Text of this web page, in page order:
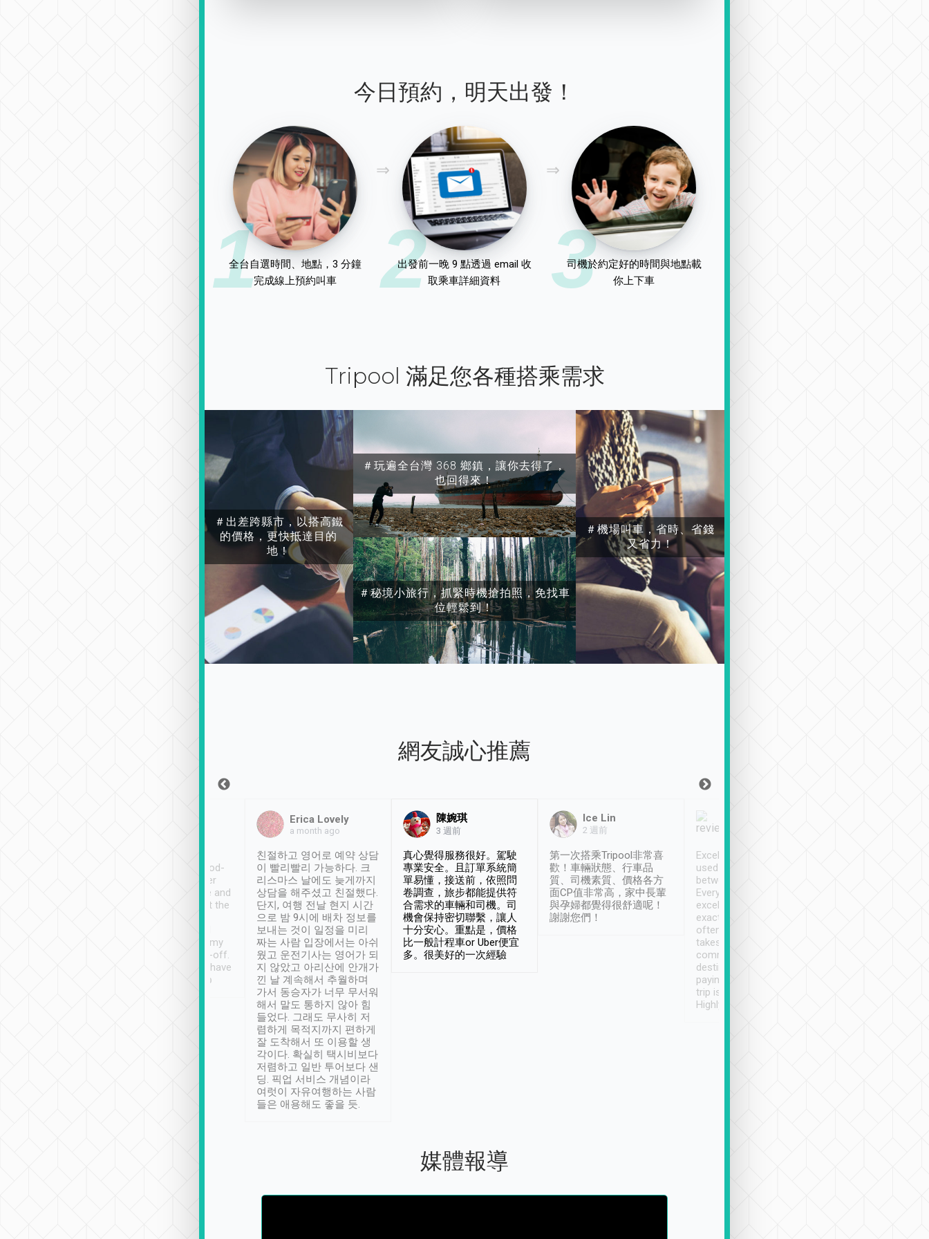
今日預約，明天出發！
1
全台自選時間、地點，3 分鐘
完成線上預約叫車
2
出發前一晚 9 點透過 email 收
取乘車詳細資料
3
司機於約定好的時間與地點載
你上下車
Tripool 滿足您各種搭乘需求
＃出差跨縣市，以搭高鐵
的價格，更快抵達目的
地！
＃玩遍全台灣 368 鄉鎮，讓你去得了，
也回得來！
＃秘境小旅行，抓緊時機搶拍照，免找車
位輕鬆到！
＃機場叫車，省時、省錢
又省力！
網友誠心推薦
service, vehicles in good-
condition and the driver
service was awesome and
thoughtful. Driver went the
have safely arrived at my
destination after drop-off.
Definitely something I have
not seen elsewhere 👍
Erica Lovely
a month ago
친절하고 영어로 예약 상담
이 빨리빨리 가능하다. 크
리스마스 날에도 늦게까지
상담을 해주셨고 친절했다.
단지, 여행 전날 현지 시간
으로 밤 9시에 배차 정보를
보내는 것이 일정을 미리
짜는 사람 입장에서는 아쉬
웠고 운전기사는 영어가 되
지 않았고 아리산에 안개가
낀 날 계속해서 추월하며
가서 동승자가 너무 무서워
해서 말도 통하지 않아 힘
들었다. 그래도 무사히 저
렴하게 목적지까지 편하게
잘 도착해서 또 이용할 생
각이다. 확실히 택시비보다
저렴하고 일반 투어보다 샌
딩. 픽업 서비스 개념이라
여럿이 자유여행하는 사람
들은 애용해도 좋을 듯.
陳婉琪
3 週前
真心覺得服務很好。駕駛
專業安全。且訂單系統簡
單易懂，接送前，依照問
卷調查，旅步都能提供符
合需求的車輛和司機。司
機會保持密切聯繫，讓人
十分安心。重點是，價格
比一般計程車or Uber便宜
多。很美好的一次經驗
Ice Lin
2 週前
第一次搭乘Tripool非常喜
歡！車輛狀態、行車品
質、司機素質、價格各方
面CP值非常高，家中長輩
與孕婦都覺得很舒適呢！
謝謝您們！
Excellent service. We have
used Tripool to travel
between cities in Taiwan.
Every driver has been
excellent and arrives
exactly on time. As there is
often limited English it
takes the difficulty out of
communicating the
destination details and
paying online prior to the
trip is very convenient.
Highly recommended
媒體報導